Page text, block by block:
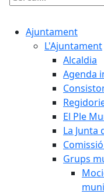
Cercar:
Ajuntament
L'Ajuntament
Alcaldia
Agenda
El Ple
La Junta
Grups